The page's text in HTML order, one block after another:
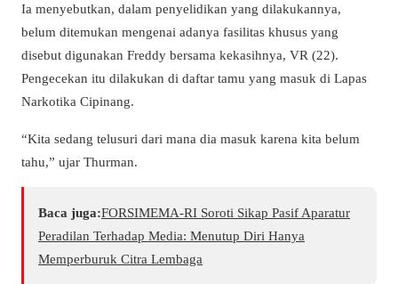
Ia menyebutkan, dalam penyelidikan yang dilakukannya,
belum ditemukan mengenai adanya fasilitas khusus yang
disebut digunakan Freddy bersama kekasihnya, VR (22).
Pengecekan itu dilakukan di daftar tamu yang masuk di Lapas
Narkotika Cipinang.
“Kita sedang telusuri dari mana dia masuk karena kita belum
tahu,” ujar Thurman.
Baca juga:​FORSIMEMA-RI Soroti Sikap Pasif Aparatur
Peradilan Terhadap Media: Menutup Diri Hanya
Memperburuk Citra Lembaga